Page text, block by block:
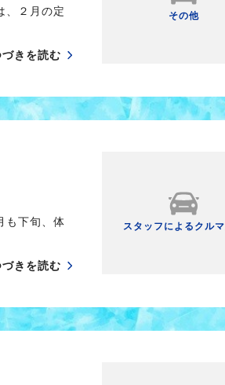
、２月の定
づきを読む
その他
も下旬、体
づきを読む
スタッフによるクル